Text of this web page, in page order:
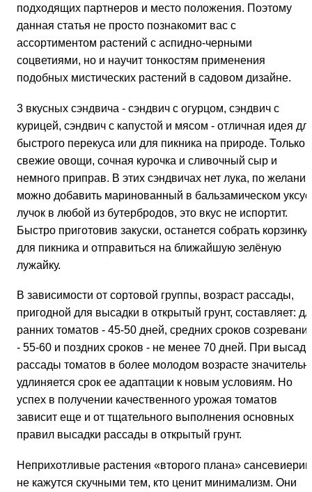
подходящих партнеров и место положения. Поэтому
данная статья не просто познакомит вас с
ассортиментом растений с аспидно-черными
соцветиями, но и научит тонкостям применения
подобных мистических растений в садовом дизайне.
3 вкусных сэндвича - сэндвич с огурцом, сэндвич с
курицей, сэндвич с капустой и мясом - отличная идея
быстрого перекуса или для пикника на природе. Только
свежие овощи, сочная курочка и сливочный сыр и
немного приправ. В этих сэндвичах нет лука, по
можно добавить маринованный в бальзамическом
лучок в любой из бутербродов, это вкус не испортит.
Быстро приготовив закуски, останется собрать корзинку
для пикника и отправиться на ближайшую зелёную
лужайку.
В зависимости от сортовой группы, возраст рассады,
пригодной для высадки в открытый грунт, составляет:
ранних томатов - 45-50 дней, средних сроков
- 55-60 и поздних сроков - не менее 70 дней. При
рассады томатов в более молодом возрасте
удлиняется срок ее адаптации к новым условиям. Но
успех в получении качественного урожая томатов
зависит еще и от тщательного выполнения основных
правил высадки рассады в открытый грунт.
Неприхотливые растения «второго плана» сансевиерии
не кажутся скучными тем, кто ценит минимализм. Они